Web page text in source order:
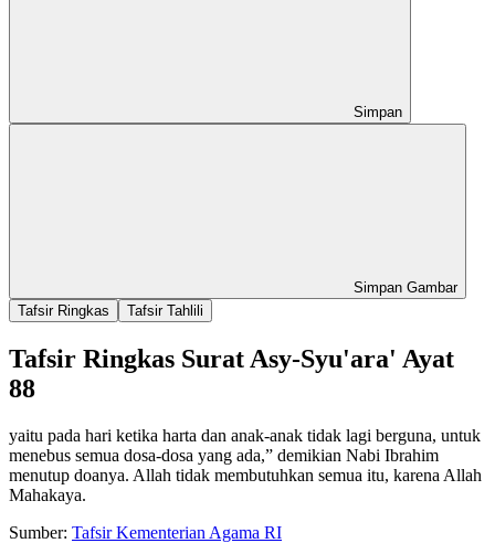
Simpan
Simpan Gambar
Tafsir Ringkas
Tafsir Tahlili
Tafsir Ringkas Surat Asy-Syu'ara' Ayat
88
yaitu pada hari ketika harta dan anak-anak tidak lagi berguna, untuk
menebus semua dosa-dosa yang ada,” demikian Nabi Ibrahim
menutup doanya. Allah tidak membutuhkan semua itu, karena Allah
Mahakaya.
Sumber: Tafsir Kementerian Agama RI